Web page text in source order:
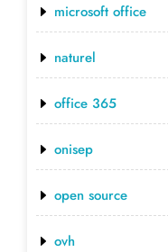
microsoft office
naturel
office 365
onisep
open source
ovh